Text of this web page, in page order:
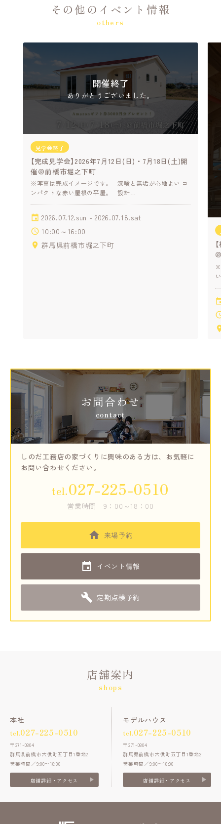
その他のイベント情報
others
開催終了
ありがとうございました。
見学会終了
【完成見学会】2026年7月12日(日)・7月18日(土)開
催＠前橋市堀之下町
※写真は完成イメージです。 漆喰と無垢が心地よい コ
ンパクトな赤い屋根の平屋。 設計…
2026.07.12.sun - 2026.07.18.sat
10:00～16:00
群馬県前橋市堀之下町
※
お問合わせ
contact
しのだ工務店の家づくりに興味のある方は、 お気軽に
お問い合わせください。
tel.027-225-0510
営業時間 9：00～18：00
来場予約
イベント情報
定期点検予約
店舗案内
shops
本社
tel.027-225-0510
〒371-0804
群馬県前橋市六供町五丁目1番地2
営業時間／9:00〜18:00
店舗詳細・アクセス
モデルハウス
tel.027-225-0510
〒371-0804
群馬県前橋市六供町五丁目1番地2
営業時間／9:00〜18:00
店舗詳細・アクセス